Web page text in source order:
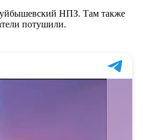
НПЗ. Там также
потушили.